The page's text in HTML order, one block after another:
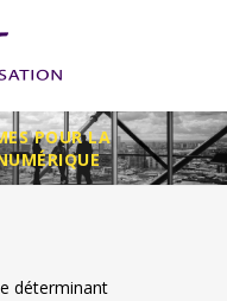
POUR LA
déterminant